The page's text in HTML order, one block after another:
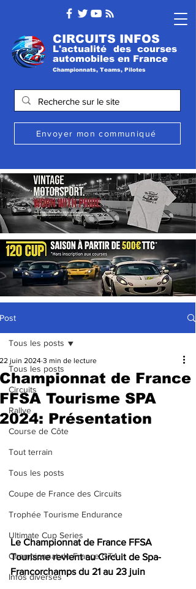
CIRCUITS INFOS
L'actualité des courses
automobiles en France
Championnats, Teams, Pilotes
Envoyer mon communiqué
Post
Tous les posts
Circuits
Rallye
Course de Côte
Tout terrain
Tous les posts
Coupe de France des Circuits
Trophée Tourisme Endurance
Ultimate Cup Series
Championnat de France GT4
Infos diverses
Tous les posts
Championnat de France
FFSA Tourisme SPA
2024: Présentation
22 juin 2024 3 min de lecture
Le Championnat de France FFSA
Tourisme revient au Circuit de Spa-
Francorchamps du 21 au 23 juin